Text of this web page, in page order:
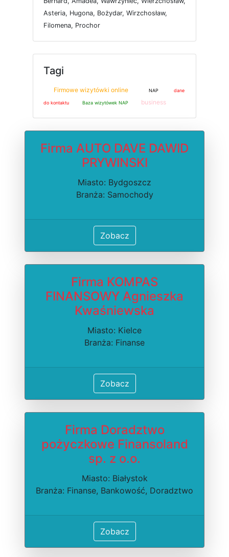
Asteria, Hugona, Bożydar, Wirzchosław,
Filomena, Prochor
Tagi
Firmowe wizytówki online NAP dane
do kontaktu Baza wizytówek NAP business
Firma AUTO DAVE DAWID
PRYWINSKI
Miasto: Bydgoszcz
Branża: Samochody
Zobacz
Firma KOMPAS
FINANSOWY Agnieszka
Kwaśniewska
Miasto: Kielce
Branża: Finanse
Zobacz
Firma Doradztwo
pożyczkowe Finansoland
sp. z o.o.
Miasto: Białystok
Branża: Finanse, Bankowość, Doradztwo
Zobacz